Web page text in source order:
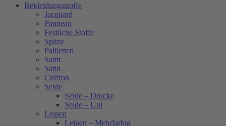
Bekleidungsstoffe
Jacquard
Panneau
Festliche Stoffe
Spitze
Pailletten
Samt
Satin
Chiffon
Seide
Seide – Drucke
Seide – Uni
Leinen
Leinen – Mehrfarbig